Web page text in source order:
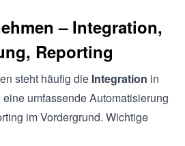
– Integration,
Reporting
steht häufig die Integration in
umfassende Automatisierung
im Vordergrund. Wichtige